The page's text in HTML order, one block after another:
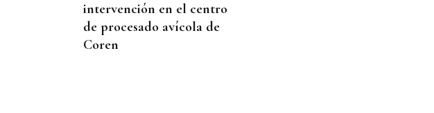
intervención en el centro
de procesado avícola de
Coren